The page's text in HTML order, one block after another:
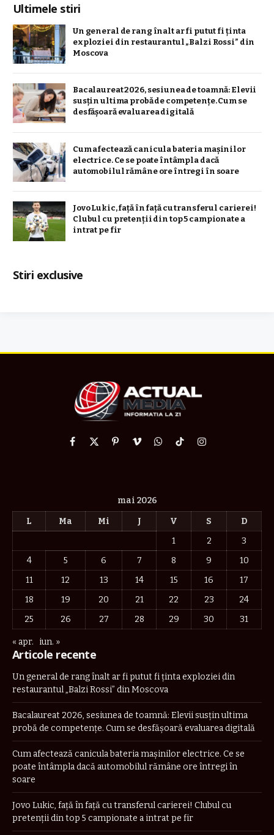
Ultimele stiri
Un general de rang înalt ar fi putut fi ținta
exploziei din restaurantul „Balzi Rossi” din
Moscova
Bacalaureat 2026, sesiunea de toamnă: Elevii
susțin ultima probă de competențe. Cum se
desfășoară evaluarea digitală
Cum afectează canicula bateria mașinilor
electrice. Ce se poate întâmpla dacă
automobilul rămâne ore întregi în soare
Jovo Lukic, față în față cu transferul carierei!
Clubul cu pretenții din top 5 campionate a
intrat pe fir
Stiri exclusive
Facebook
X
PinterestVimeoWhatsApp
TikTokInstagram
mai 2026
L
Ma Mi J V S
D
1
2
3
4
5 6 7 8 9
10
11
12 13 14 15 16
17
18
19 20 21 22 23
24
25
26 27 28 29 30 31
« apr. iun. »
Articole recente
Un general de rang înalt ar fi putut fi ținta exploziei din
restaurantul „Balzi Rossi” din Moscova
Bacalaureat 2026, sesiunea de toamnă: Elevii susțin ultima
probă de competențe. Cum se desfășoară evaluarea digitală
Cum afectează canicula bateria mașinilor electrice. Ce se
poate întâmpla dacă automobilul rămâne ore întregi în
soare
Jovo Lukic, față în față cu transferul carierei! Clubul cu
pretenții din top 5 campionate a intrat pe fir